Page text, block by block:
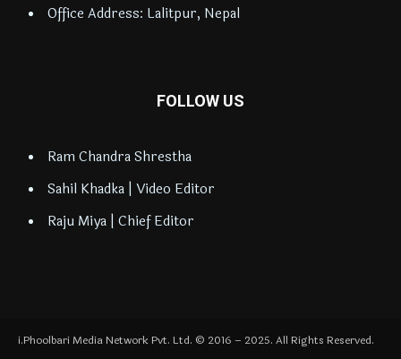
Office Address: Lalitpur, Nepal
FOLLOW US
Ram Chandra Shrestha
Sahil Khadka | Video Editor
Raju Miya | Chief Editor
i.Phoolbari Media Network Pvt. Ltd. © 2016 – 2025. All Rights Reserved.